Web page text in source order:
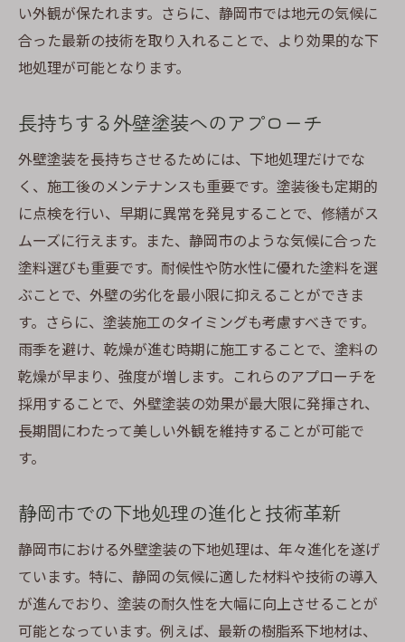
い外観が保たれます。さらに、静岡市では地元の気候に
合った最新の技術を取り入れることで、より効果的な下
地処理が可能となります。
長持ちする外壁塗装へのアプローチ
外壁塗装を長持ちさせるためには、下地処理だけでな
く、施工後のメンテナンスも重要です。塗装後も定期的
に点検を行い、早期に異常を発見することで、修繕がス
ムーズに行えます。また、静岡市のような気候に合った
塗料選びも重要です。耐候性や防水性に優れた塗料を選
ぶことで、外壁の劣化を最小限に抑えることができま
す。さらに、塗装施工のタイミングも考慮すべきです。
雨季を避け、乾燥が進む時期に施工することで、塗料の
乾燥が早まり、強度が増します。これらのアプローチを
採用することで、外壁塗装の効果が最大限に発揮され、
長期間にわたって美しい外観を維持することが可能で
す。
静岡市での下地処理の進化と技術革新
静岡市における外壁塗装の下地処理は、年々進化を遂げ
ています。特に、静岡の気候に適した材料や技術の導入
が進んでおり、塗装の耐久性を大幅に向上させることが
可能となっています。例えば、最新の樹脂系下地材は、